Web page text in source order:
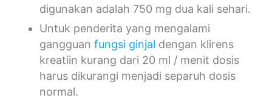
digunakan adalah 750 mg dua kali sehari.
Untuk penderita yang mengalami
gangguan fungsi ginjal dengan klirens
kreatiin kurang dari 20 ml / menit dosis
harus dikurangi menjadi separuh dosis
normal.